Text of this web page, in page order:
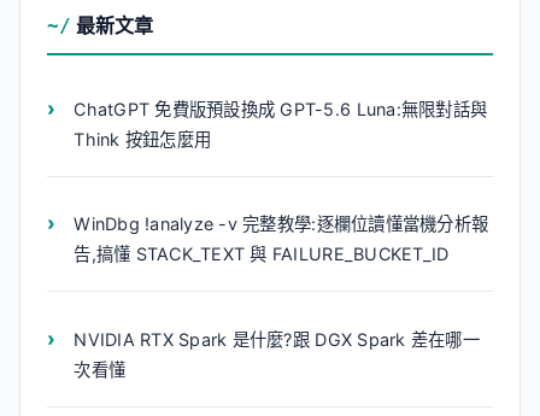
最新文章
ChatGPT 免費版預設換成 GPT-5.6 Luna:無限對話與
Think 按鈕怎麼用
WinDbg !analyze -v 完整教學:逐欄位讀懂當機分析報
告,搞懂 STACK_TEXT 與 FAILURE_BUCKET_ID
NVIDIA RTX Spark 是什麼?跟 DGX Spark 差在哪一
次看懂